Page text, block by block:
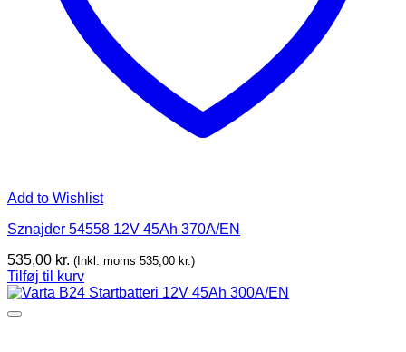
Add to Wishlist
Sznajder 54558 12V 45Ah 370A/EN
535,00 kr. (Inkl. moms 535,00 kr.)
Tilføj til kurv